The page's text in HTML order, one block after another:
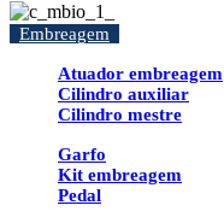
Embreagem
Atuador embreagem
Cilindro auxiliar
Cilindro mestre
Garfo
Kit embreagem
Pedal